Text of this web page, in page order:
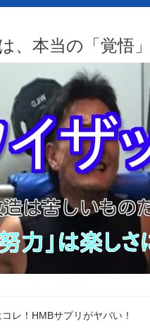
、本当の「覚悟
レ！HMBサプリがヤバい！